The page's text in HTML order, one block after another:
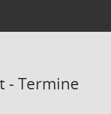
- Termine